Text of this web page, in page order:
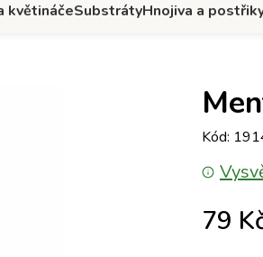
květináčeSubstrátyHnojiva a
Kód:
79